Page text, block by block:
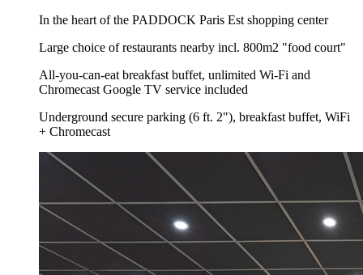
In the heart of the PADDOCK Paris Est shopping center
Large choice of restaurants nearby incl. 800m2 "food court"
All-you-can-eat breakfast buffet, unlimited Wi-Fi and
Chromecast Google TV service included
Underground secure parking (6 ft. 2"), breakfast buffet, WiFi
+ Chromecast